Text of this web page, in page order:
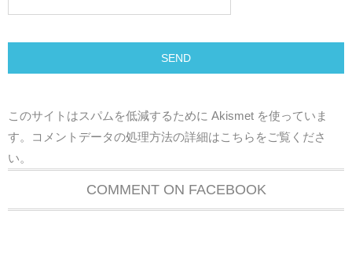
このサイトはスパムを低減するために Akismet を使っていま
す。
コメントデータの処理方法の詳細はこちらをご覧くださ
い。
COMMENT ON FACEBOOK